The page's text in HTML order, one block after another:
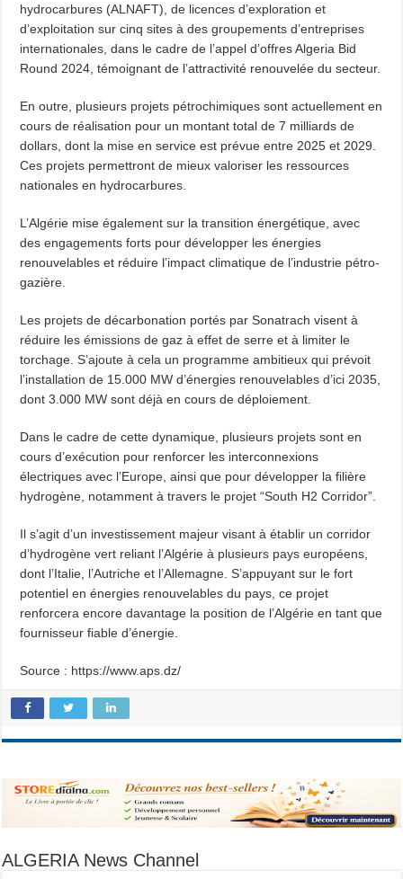
hydrocarbures (ALNAFT), de licences d’exploration et
d’exploitation sur cinq sites à des groupements d’entreprises
internationales, dans le cadre de l’appel d’offres Algeria Bid
Round 2024, témoignant de l’attractivité renouvelée du secteur.
En outre, plusieurs projets pétrochimiques sont actuellement en
cours de réalisation pour un montant total de 7 milliards de
dollars, dont la mise en service est prévue entre 2025 et 2029.
Ces projets permettront de mieux valoriser les ressources
nationales en hydrocarbures.
L’Algérie mise également sur la transition énergétique, avec
des engagements forts pour développer les énergies
renouvelables et réduire l’impact climatique de l’industrie pétro-
gazière.
Les projets de décarbonation portés par Sonatrach visent à
réduire les émissions de gaz à effet de serre et à limiter le
torchage. S’ajoute à cela un programme ambitieux qui prévoit
l’installation de 15.000 MW d’énergies renouvelables d’ici 2035,
dont 3.000 MW sont déjà en cours de déploiement.
Dans le cadre de cette dynamique, plusieurs projets sont en
cours d’exécution pour renforcer les interconnexions
électriques avec l’Europe, ainsi que pour développer la filière
hydrogène, notamment à travers le projet “South H2 Corridor”.
Il s’agit d’un investissement majeur visant à établir un corridor
d’hydrogène vert reliant l’Algérie à plusieurs pays européens,
dont l’Italie, l’Autriche et l’Allemagne. S’appuyant sur le fort
potentiel en énergies renouvelables du pays, ce projet
renforcera encore davantage la position de l’Algérie en tant que
fournisseur fiable d’énergie.
Source : https://www.aps.dz/
ALGERIA News Channel